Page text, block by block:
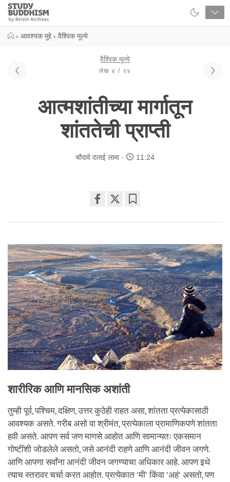
Close
Study
Buddhism
› आवश्यक मुद्दे › वैश्विक मूल्ये
वैश्विक मूल्ये
लेख ४ / २४
आत्मशांतीच्या मार्गातून
शांततेची प्राप्ती
चौदावे दलाई लामा 11:24
on
शारीरिक आणि मानसिक अशांती
तुम्ही पूर्व, पश्चिम, दक्षिण, उत्तर कुठेही राहत असा, शांतता प्रत्येकासाठी
आवश्यक असते. गरीब असो वा श्रीमंत, प्रत्येकाला प्रामाणिकपणे शांतता
हवी असते. आपण सर्व जण माणसे आहोत आणि सामान्यतः एकसमान
गोष्टींशी जोडलेले असतो, जसे आनंदी राहणे आणि आनंदी जीवन जगणे.
आणि आपणा सर्वांना आनंदी जीवन जगण्याचा अधिकार आहे. आपण इथे
त्याच स्तरावर चर्चा करत आहोत. प्रत्येकात ‘मी’ किंवा ‘अहं’ असतो, पण